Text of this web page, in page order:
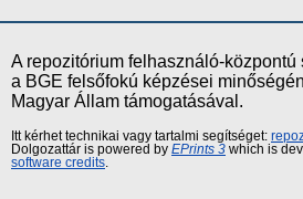
A repozitórium felhasználó-
a BGE felsőfokú képzései
Magyar Állam támogatásával.
Itt kérhet technikai vagy tartalmi segítséget:
Dolgozattár is powered by EPrints 3 which is
software credits